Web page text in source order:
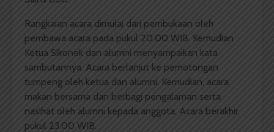
Rangkaian acara dimulai dari pembukaan oleh
pembawa acara pada pukul 20.00 WIB. Kemudian
Ketua Sikonek dan alumni menyampaikan kata
sambutannya. Acara berlanjut ke pemotongan
tumpeng oleh ketua dan alumni. Kemudian, acara
makan bersama dan berbagi pengalaman serta
nasihat oleh alumni kepada anggota. Acara berakhir
pukul 23.00 WIB.